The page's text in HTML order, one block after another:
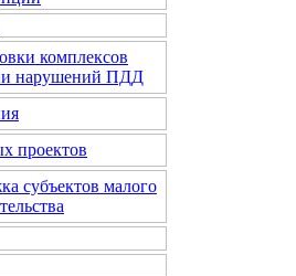
комплексов
нарушений ПДД
проектов
субъектов малого